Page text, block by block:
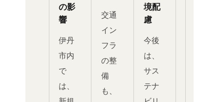
の影
響
伊丹
市内
で
は、
交通
イン
フラ
の整
備
も、
境配
慮
今後
は、
サス
テナ